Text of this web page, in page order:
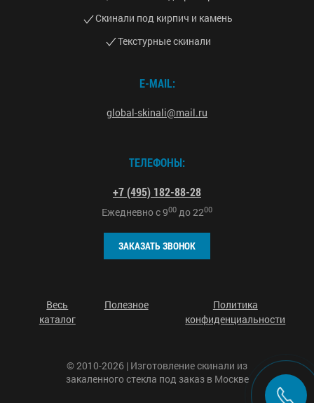
Скинали под кирпич и камень
Текстурные скинали
E-MAIL:
global-skinali@mail.ru
ТЕЛЕФОНЫ:
+7 (495) 182-88-28
Ежедневно с900 до2200
ЗАКАЗАТЬ ЗВОНОК
Весь
каталог
Полезное
Политика
конфиденциальности
© 2010-2026 | Изготовление скинали из
закаленного стекла под заказ в Москве